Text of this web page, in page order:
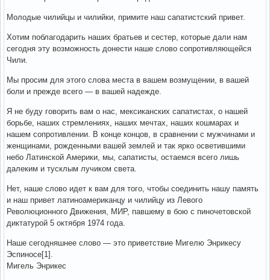
Молодые чилийцы и чилийки, примите наш сапатистский привет.
Хотим поблагодарить наших братьев и сестер, которые дали нам
сегодня эту возможность донести наше слово сопротивляющейся
Чили.
Мы просим для этого слова места в вашем возмущении, в вашей
боли и прежде всего — в вашей надежде.
Я не буду говорить вам о нас, мексиканских сапатистах, о нашей
борьбе, наших стремлениях, наших мечтах, наших кошмарах и
нашем сопротивлении. В конце концов, в сравнении с мужчинами и
женщинами, рожденными вашей землей и так ярко осветившими
небо Латинской Америки, мы, сапатисты, остаемся всего лишь
далеким и тусклым лучиком света.
Нет, наше слово идет к вам для того, чтобы соединить нашу память
и наш привет латиноамериканцу и чилийцу из Левого
Революционного Движения, МИР, павшему в бою с пиночетовской
диктатурой 5 октября 1974 года.
Наше сегодняшнее слово — это приветствие Мигелю Энрикесу
Эспиносе[1].
Мигель Энрикес